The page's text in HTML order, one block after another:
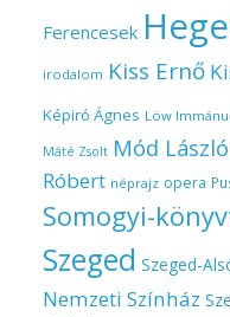
Ferencesek
irodalom Kiss Ernő
Képiró Ágnes Löw
Máté Zsolt Mód László
Róbert néprajz opera
Somogyi-
Szeged Szeged-
Nemzeti Színház